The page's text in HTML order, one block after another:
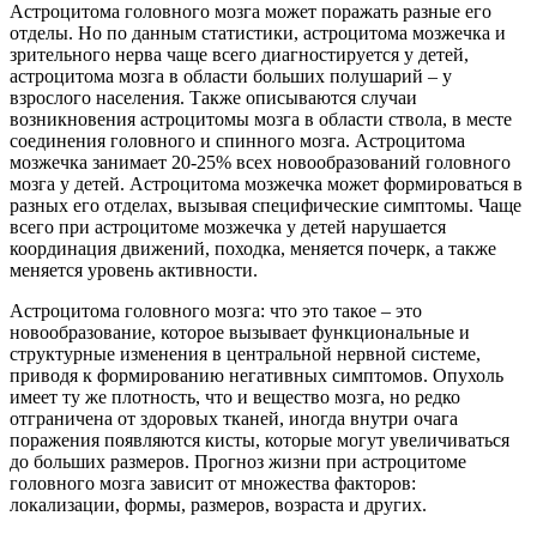
Астроцитома головного мозга может поражать разные его
отделы. Но по данным статистики, астроцитома мозжечка и
зрительного нерва чаще всего диагностируется у детей,
астроцитома мозга в области больших полушарий – у
взрослого населения. Также описываются случаи
возникновения астроцитомы мозга в области ствола, в месте
соединения головного и спинного мозга. Астроцитома
мозжечка занимает 20-25% всех новообразований головного
мозга у детей. Астроцитома мозжечка может формироваться в
разных его отделах, вызывая специфические симптомы. Чаще
всего при астроцитоме мозжечка у детей нарушается
координация движений, походка, меняется почерк, а также
меняется уровень активности.
Астроцитома головного мозга: что это такое – это
новообразование, которое вызывает функциональные и
структурные изменения в центральной нервной системе,
приводя к формированию негативных симптомов. Опухоль
имеет ту же плотность, что и вещество мозга, но редко
отграничена от здоровых тканей, иногда внутри очага
поражения появляются кисты, которые могут увеличиваться
до больших размеров. Прогноз жизни при астроцитоме
головного мозга зависит от множества факторов:
локализации, формы, размеров, возраста и других.